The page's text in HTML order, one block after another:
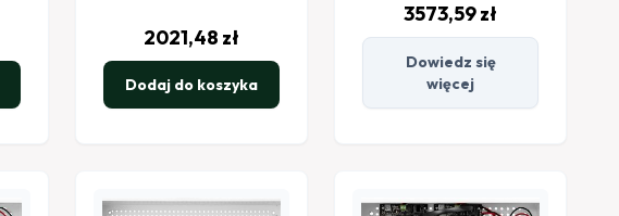
2021,48 zł
Dodaj do koszyka
3573,59zł
Dowiedz się
więcej